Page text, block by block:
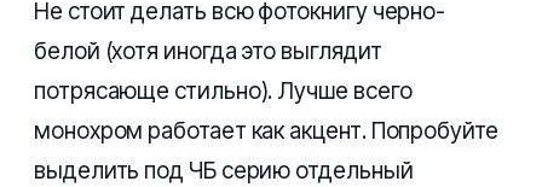
Не стоит делать всю фотокнигу черно-
белой (хотя иногда это выглядит
потрясающе стильно). Лучше всего
монохром работает как акцент. Попробуйте
выделить под ЧБ серию отдельный